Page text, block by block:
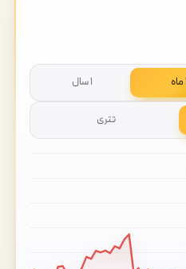
۱ ماه ۱ سال
تتری